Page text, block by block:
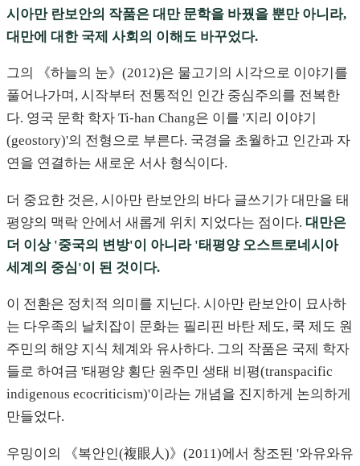
시아만 란보안의 작품은 대만 문학을 바꿨을 뿐만 아니라,
대만에 대한 국제 사회의 이해도 바꾸었다.
그의 《하늘의 눈》(2012)은 물고기의 시각으로 이야기를
풀어나가며, 시작부터 전통적인 인간 중심주의를 전복한
다. 영국 문학 학자 Ti-han Chang은 이를 '지리 이야기
(geostory)'의 전형으로 부른다. 국경을 초월하고 인간과 자
연을 연결하는 새로운 서사 형식이다.
더 중요한 것은, 시아만 란보안의 바다 글쓰기가 대만을 태
평양의 맥락 안에서 새롭게 위치 지었다는 점이다. 대만은
더 이상 '중국의 변방'이 아니라 '태평양 오스트로네시아
세계의 중심'이 된 것이다.
이 전환은 정치적 의미를 지닌다. 시아만 란보안이 묘사하
는 다우족의 날치잡이 문화는 필리핀 바탄 제도, 쿡 제도 원
주민의 해양 지식 체계와 유사하다. 그의 작품은 국제 학자
들로 하여금 '태평양 횡단 원주민 생태 비평(transpacific
indigenous ecocriticism)'이라는 개념을 진지하게 논의하게
만들었다.
우밍이의 《복안인(複眼人)》(2011)에서 창조된 '와유와유